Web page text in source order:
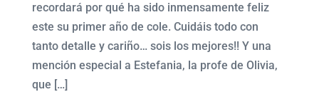
recordará por qué ha sido inmensamente feliz
este su primer año de cole. Cuidáis todo con
tanto detalle y cariño… sois los mejores!! Y una
mención especial a Estefania, la profe de Olivia,
que […]